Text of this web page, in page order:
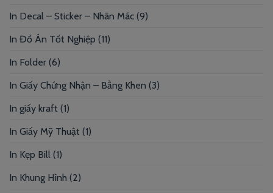
In Decal – Sticker – Nhãn Mác (9)
In Đồ Án Tốt Nghiệp (11)
In Folder (6)
In Giấy Chứng Nhận – Bằng Khen (3)
In giấy kraft (1)
In Giấy Mỹ Thuật (1)
In Kẹp Bill (1)
In Khung Hình (2)